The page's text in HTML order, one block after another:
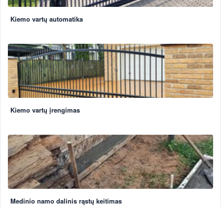
Kiemo vartų automatika
Kiemo vartų įrengimas
Medinio namo dalinis rąstų keitimas